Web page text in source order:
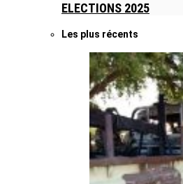
ELECTIONS 2025
Les plus récents